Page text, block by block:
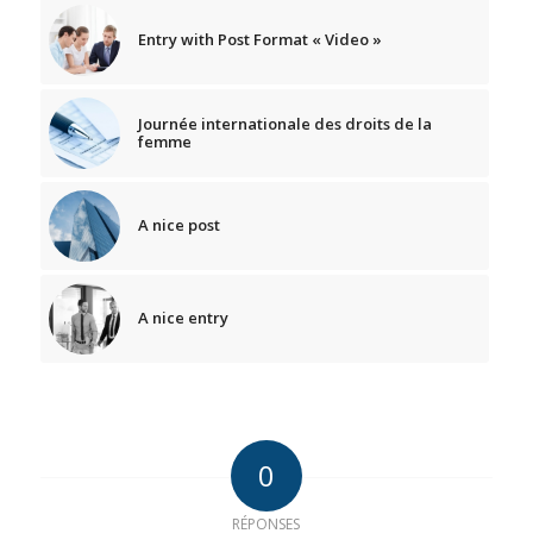
Entry with Post Format « Video »
Journée internationale des droits de la
femme
A nice post
A nice entry
0
RÉPONSES